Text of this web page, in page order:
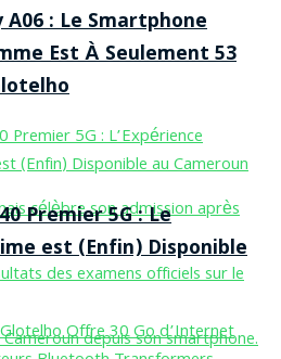
A06 : Le Smartphone
Est À Seulement 53
Premier 5G : Le
est (Enfin) Disponible